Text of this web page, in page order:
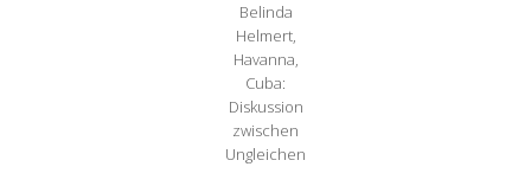
Belinda
Helmert,
Havanna,
Cuba:
Diskussion
zwischen
Ungleichen